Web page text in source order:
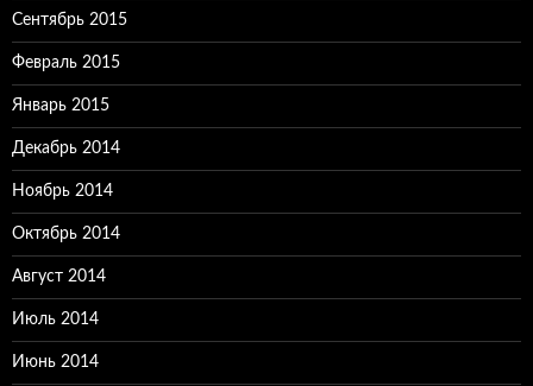
Сентябрь 2015
Февраль 2015
Январь 2015
Декабрь 2014
Ноябрь 2014
Октябрь 2014
Август 2014
Июль 2014
Июнь 2014